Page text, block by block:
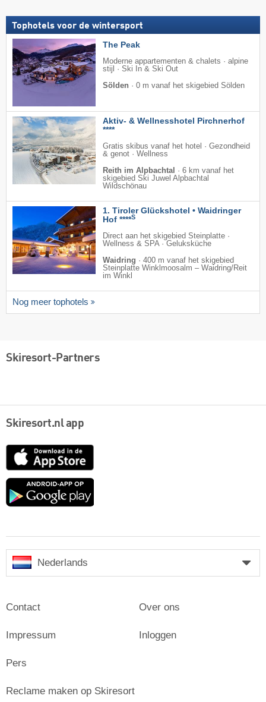
Tophotels voor de wintersport
The Peak
Moderne appartementen & chalets · alpine
stijl · Ski In & Ski Out
Sölden · 0 m vanaf het skigebied Sölden
Aktiv- & Wellnesshotel Pirchnerhof
****
Gratis skibus vanaf het hotel · Gezondheid
& genot · Wellness
Reith im Alpbachtal · 6 km vanaf het
skigebied Ski Juwel Alpbachtal
Wildschönau
1. Tiroler Glückshotel • Waidringer
Hof ****S
Direct aan het skigebied Steinplatte ·
Wellness & SPA · Geluksküche
Waidring · 400 m vanaf het skigebied
Steinplatte Winklmoosalm – Waidring/​Reit
im Winkl
Nog meer tophotels
Skiresort-Partners
Skiresort.nl app
App
Google
Nederlands
Contact
Impressum
Pers
Over ons
Inloggen
Reclame maken op Skiresort